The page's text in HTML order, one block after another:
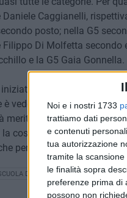
Noi e i nostri 1733
trattiamo dati
e contenuti
tua autorizzazione
tramite la
le finalità sopra
preferenze prima di
possono non
Daniele Caggianelli,
posto; nella G5
Filippo Di Molfetta
e la G5 Gaia Gonnella.
la stagione con il
è vedere i bambini sereni e
meritevole di plauso.
la cosa più importante è
permetta loro di crescere
DI CICLISMO LUDOBIKE RACING